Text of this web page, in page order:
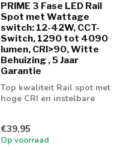
PRIME 3 Fase LED Rail
Spot met Wattage
switch: 12-42W, CCT-
Switch, 1290 tot 4090
lumen, CRI>90, Witte
Behuizing , 5 Jaar
Garantie
Top kwaliteit Rail spot met
hoge CRI en instelbare
€39,95
Op voorraad